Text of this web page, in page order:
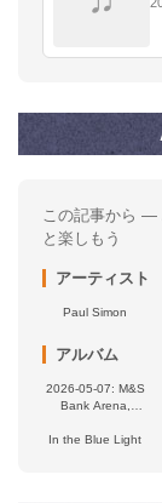
この記事から —
と楽しもう
アーティスト
Paul Simon
アルバム
2026-05-07: M&S
Bank Arena,
In the Blue Light